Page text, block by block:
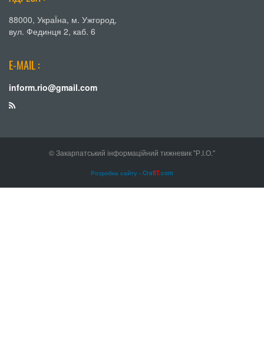
88000, УкраЇна, м. Ужгород,
вул. Фединця 2, каб. 6
E-MAIL :
inform.rio@gmail.com
© Закарпатський інформаційний тижневик "Р.І.О."
Розробка сайту - CrafIT.com